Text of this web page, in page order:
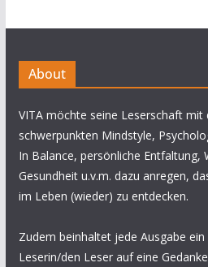
About
VITA möchte seine Leserschaft mit
schwerpunkten Mindstyle,
In Balance, persönliche Entfaltung,
Gesundheit u.v.m. dazu anregen,
im Leben (wieder) zu entdecken.
Zudem beinhaltet jede Ausgabe ein
Leserin/den Leser auf eine